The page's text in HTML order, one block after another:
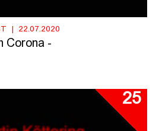
22.07.2020
Corona -
25